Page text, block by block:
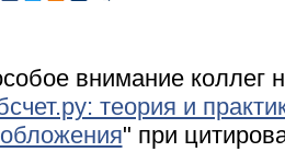
внимание коллег
теория и
" при